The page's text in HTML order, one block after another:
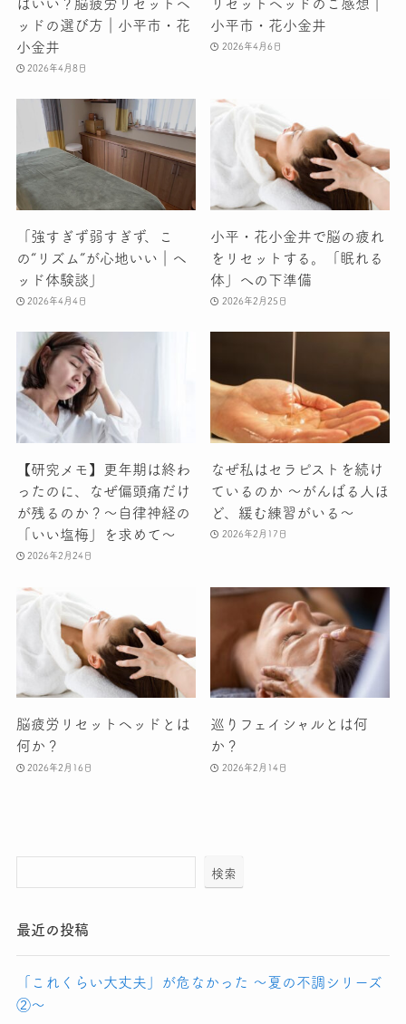
ッドの選び方｜小平市・花
小金井
2026年4月8日
小平市・花小金井
2026年4月6日
「強すぎず弱すぎず、こ
の“リズム”が心地いい｜ヘ
ッド体験談」
2026年4月4日
小平・花小金井で脳の疲れ
をリセットする。「眠れる
体」への下準備
2026年2月25日
【研究メモ】更年期は終わ
ったのに、なぜ偏頭痛だけ
が残るのか？〜自律神経の
「いい塩梅」を求めて〜
2026年2月24日
なぜ私はセラピストを続け
ているのか 〜がんばる人ほ
ど、緩む練習がいる〜
2026年2月17日
脳疲労リセットヘッドとは
何か？
2026年2月16日
巡りフェイシャルとは何
か？
2026年2月14日
検索
最近の投稿
「これくらい大丈夫」が危なかった 〜夏の不調シリーズ
②〜